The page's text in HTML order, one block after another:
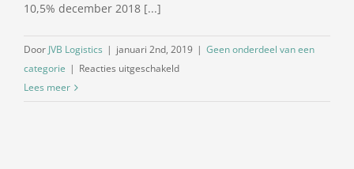
10,5% december 2018 [...]
Door JVB Logistics | januari 2nd, 2019 | Geen onderdeel van een
categorie | Reacties uitgeschakeldvoor
Lees meer